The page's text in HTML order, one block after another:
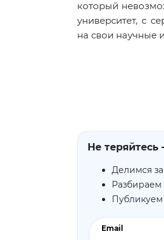
который
университет, с
на свои научные
Не
Делимся
Разбираем
Email